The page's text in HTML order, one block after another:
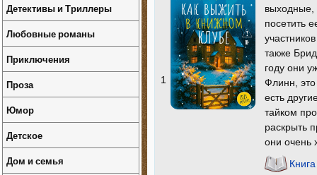
1
выходные,
посетить
также
году они
Флинн,
есть
тайком
раскрыть
они очень
Детективы и Триллеры
Любовные романы
Приключения
Проза
Юмор
Детское
Дом и семья